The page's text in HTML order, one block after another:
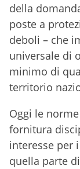
della
poste a
deboli – che
universale di
minimo di
territorio
Oggi le
fornitura
interesse per
quella parte